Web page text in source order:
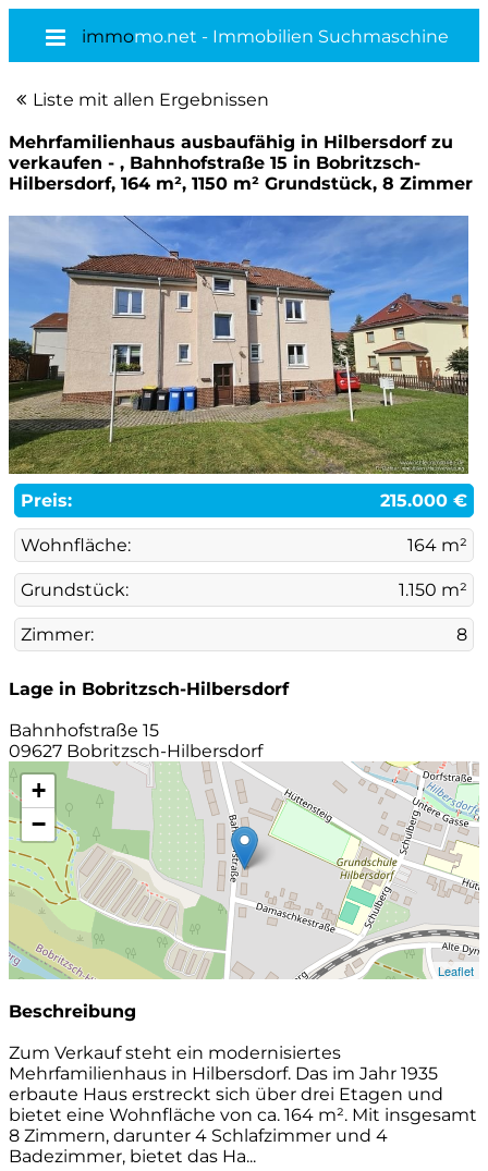
immomo.net - Immobilien Suchmaschine
Liste mit allen Ergebnissen
Mehrfamilienhaus ausbaufähig in Hilbersdorf zu
verkaufen - , Bahnhofstraße 15 in Bobritzsch-
Hilbersdorf, 164 m², 1150 m² Grundstück, 8 Zimmer
Preis: 215.000 €
Wohnfläche: 164 m²
Grundstück: 1.150 m²
Zimmer: 8
Lage in Bobritzsch-Hilbersdorf
Bahnhofstraße 15
09627 Bobritzsch-Hilbersdorf
+
−
Leaflet
Beschreibung
Zum Verkauf steht ein modernisiertes
Mehrfamilienhaus in Hilbersdorf. Das im Jahr 1935
erbaute Haus erstreckt sich über drei Etagen und
bietet eine Wohnfläche von ca. 164 m². Mit insgesamt
8 Zimmern, darunter 4 Schlafzimmer und 4
Badezimmer, bietet das Ha...